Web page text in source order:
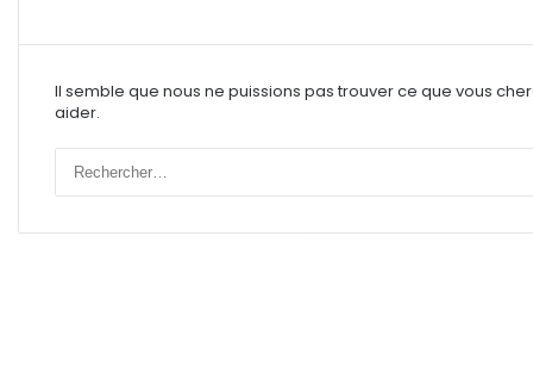
Il semble que nous ne puissions pas trouver ce que vous
aider.